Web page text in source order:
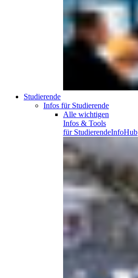
Studierende
Infos für Studierende
Alle wichtigen
Infos & Tools
für StudierendeInfoHub